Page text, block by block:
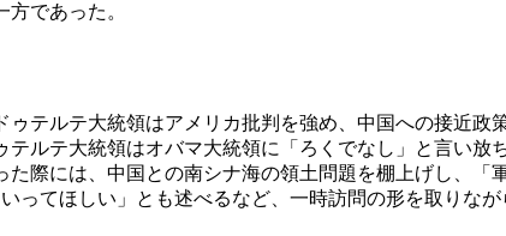
であった。
テルテ大統領はアメリカ批判を強め、中国への接近政
ルテ大統領はオバマ大統領に「ろくでなし」と言い放
際には、中国との南シナ海の領土問題を棚上げし、「
ってほしい」とも述べるなど、一時訪問の形を取りな